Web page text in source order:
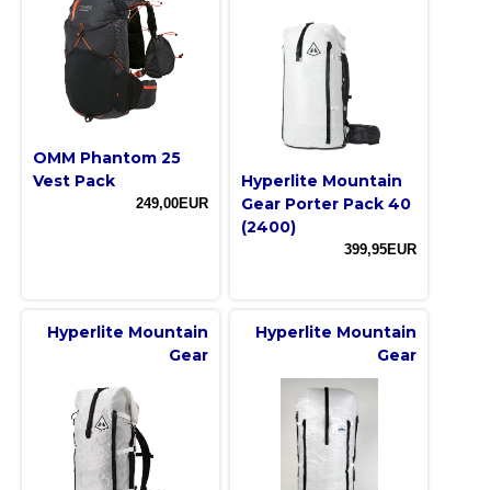
OMM Phantom 25
Vest Pack
249,00EUR
Hyperlite Mountain
Gear Porter Pack 40
(2400)
399,95EUR
Hyperlite Mountain
Gear
Hyperlite Mountain
Gear